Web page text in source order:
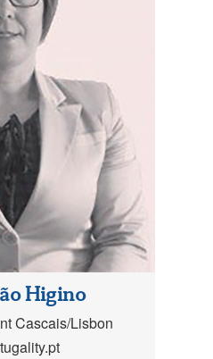
Higino
Cascais/Lisbon